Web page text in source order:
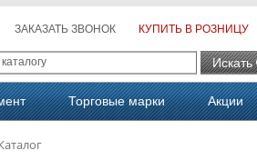
ЗАКАЗАТЬ ЗВОНОК КУПИТЬ В РОЗНИЦУ
Искать
Торговые марки Акции